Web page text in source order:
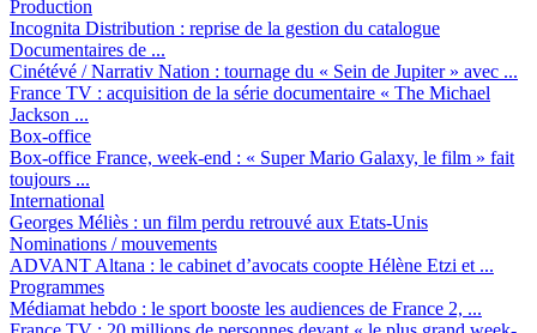
Production
Incognita Distribution : reprise de la gestion du catalogue
Documentaires de ...
Cinétévé / Narrativ Nation : tournage du « Sein de Jupiter » avec ...
France TV : acquisition de la série documentaire « The Michael
Jackson ...
Box-office
Box-office France, week-end : « Super Mario Galaxy, le film » fait
toujours ...
International
Georges Méliès : un film perdu retrouvé aux Etats-Unis
Nominations / mouvements
ADVANT Altana : le cabinet d’avocats coopte Hélène Etzi et ...
Programmes
Médiamat hebdo : le sport booste les audiences de France 2, ...